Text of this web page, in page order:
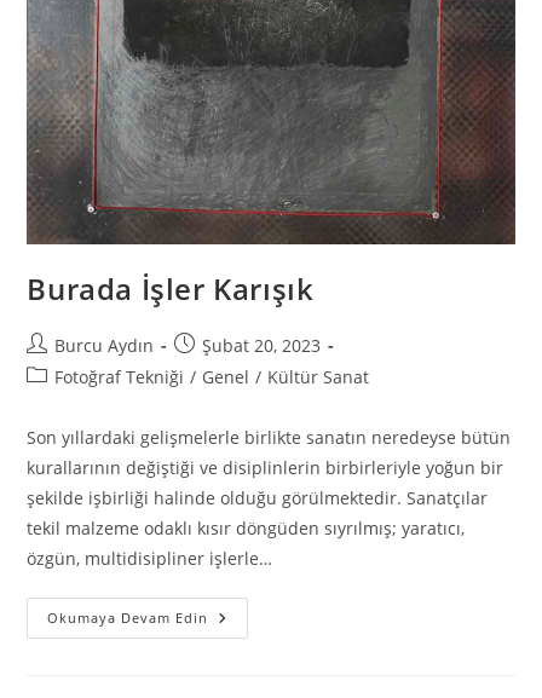
Burada İşler Karışık
Burcu Aydın
Şubat 20, 2023
Fotoğraf Tekniği / Genel / Kültür Sanat
Son yıllardaki gelişmelerle birlikte sanatın neredeyse bütün
kurallarının değiştiği ve disiplinlerin birbirleriyle yoğun bir
şekilde işbirliği halinde olduğu görülmektedir. Sanatçılar
tekil malzeme odaklı kısır döngüden sıyrılmış; yaratıcı,
özgün, multidisipliner işlerle…
Okumaya Devam Edin